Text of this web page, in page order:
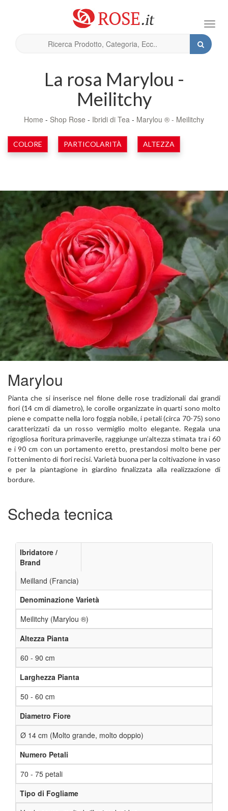
La rosa Marylou -
Meilitchy
Home - Shop Rose - Ibridi di Tea - Marylou ® - Meilitchy
COLORE PARTICOLARITÀ ALTEZZA
Marylou
Pianta che si inserisce nel filone delle rose tradizionali dai grandi
fiori (14 cm di diametro), le corolle organizzate in quarti sono molto
piene e compatte nella loro foggia nobile, i petali (circa 70-75) sono
caratterizzati da un rosso vermiglio molto elegante. Regala una
rigogliosa fioritura primaverile, raggiunge un’altezza stimata tra i 60
e i 90 cm con un portamento eretto, prestandosi molto bene per
l’ottenimento di fiori recisi. Varietà buona per la coltivazione in vaso
e per la piantagione in giardino finalizzata alla realizzazione di
bordure.
Scheda tecnica
Ibridatore /
Brand
Meilland (Francia)
Denominazione Varietà
Meilitchy (Marylou ®)
Altezza Pianta
60 - 90 cm
Larghezza Pianta
50 - 60 cm
Diametro Fiore
Ø 14 cm (Molto grande, molto doppio)
Numero Petali
70 - 75 petali
Tipo di Fogliame